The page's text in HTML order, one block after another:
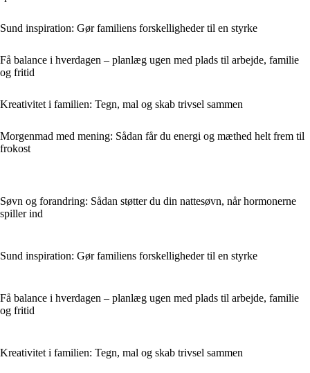
Sund inspiration: Gør familiens forskelligheder til en styrke
Få balance i hverdagen – planlæg ugen med plads til arbejde, familie
og fritid
Kreativitet i familien: Tegn, mal og skab trivsel sammen
Morgenmad med mening: Sådan får du energi og mæthed helt frem til
frokost
Søvn og forandring: Sådan støtter du din nattesøvn, når hormonerne
spiller ind
Sund inspiration: Gør familiens forskelligheder til en styrke
Få balance i hverdagen – planlæg ugen med plads til arbejde, familie
og fritid
Kreativitet i familien: Tegn, mal og skab trivsel sammen